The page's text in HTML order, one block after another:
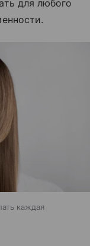
для любого
каждая